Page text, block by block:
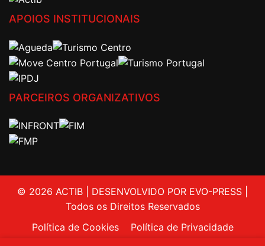
APOIOS INSTITUCIONAIS
PARCEIROS ORGANIZATIVOS
© 2026 ACTIB | DESENVOLVIDO POR EVO-PRESS |
Todos os Direitos Reservados
Política de Cookies
Política de Privacidade